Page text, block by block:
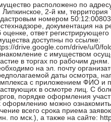
расположено по
2-й км, территория
номером
документация на
оценке, ответ
доступны по ссылке:
drive.google.com/drive/u/0/
с имуществом
в торгах по рабочим
на эл. почту
даты осмотра,
с приложением ФИО и
в осмотре лиц. С
порядке оформления
оформлению можно
всего срока приема
по мск.), а также на сайте: